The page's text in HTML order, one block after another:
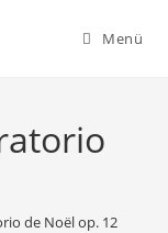
Menü
de Noël op. 12